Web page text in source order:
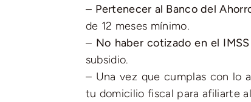
– Pertenecer al Banco del
de 12 meses mínimo.
– No haber cotizado en el
subsidio.
– Una vez que cumplas con lo
tu domicilio fiscal para afiliarte